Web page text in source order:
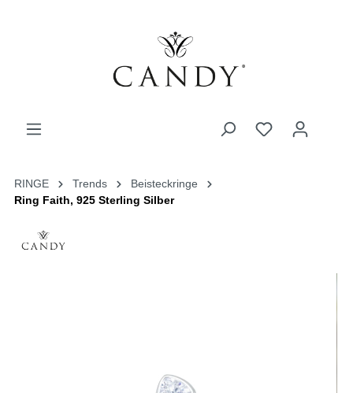
RINGE Trends
Beisteckringe
Ring Faith, 925 Sterling Silber